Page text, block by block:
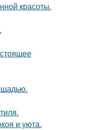
красоты.
и уюта.